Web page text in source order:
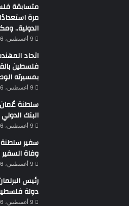
مرة
الدولية..
9 أغسطس، 2026
اتحاد
فلسطين
بمسيرته
9 أغسطس، 2026
سلطنة عُمان
البنك
9 أغسطس، 2026
سفير
وفاة
9 أغسطس، 2026
رئيس
دولة
9 أغسطس، 2026